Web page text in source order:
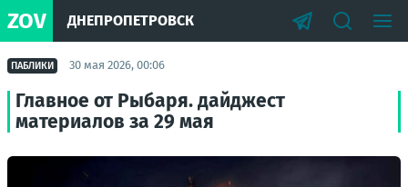
ZOV ДНЕПРОПЕТРОВСК
ПАБЛИКИ 30 мая 2026, 00:06
Главное от Рыбаря. дайджест
материалов за 29 мая